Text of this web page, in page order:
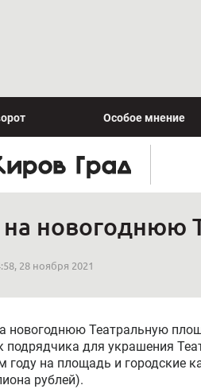
Особое мнение
новогоднюю
28 ноября 2021
новогоднюю Театральную
подрядчика для украшения
году на площадь и городские
рублей).